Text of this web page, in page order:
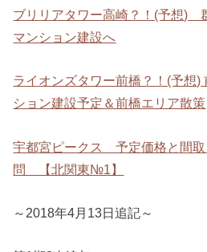
ブリリアタワー高崎？！(予想)
マンション建設へ
ライオンズタワー前橋？！(予想)
ション建設予定＆前橋エリア散策
宇都宮ピークス 予定価格と間
問 【北関東№1】
～2018年4月13日追記～